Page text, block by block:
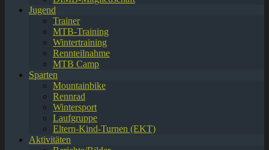
Jugend
Trainer
MTB-Training
Wintertraining
Rennteilnahme
MTB Camp
Sparten
Mountainbike
Rennrad
Wintersport
Laufgruppe
Eltern-Kind-Turnen (EKT)
Aktivitäten